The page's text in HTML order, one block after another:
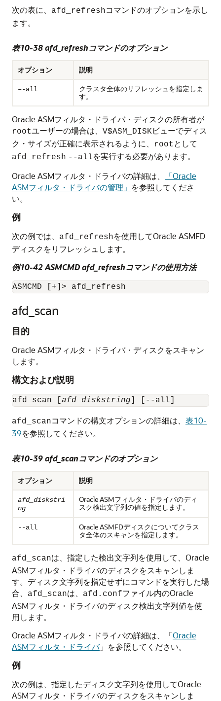
次の表に、 afd_refreshコマンドのオプションを示し
ます。
表10-38 afd_refreshコマンドのオプション
オプション 説明
–-all
クラスタ全体のリフレッシュを指定しま
す。
Oracle ASMフィルタ・ドライバ・ディスクの所有者が
rootユーザーの場合は、 V$ASM_DISKビューでディス
ク・サイズが正確に表示されるように、
root として
afd_refresh --allを実行する必要があります。
Oracle ASMフィルタ・ドライバの詳細は、
「Oracle
ASMフィルタ・ドライバの管理」 を参照してくださ
い。
例
次の例では、 afd_refreshを使用してOracle ASMFD
ディスクをリフレッシュします。
例10-42 ASMCMD afd_refreshコマンドの使用方法
ASMCMD [+]> afd_refresh
afd_scan
目的
Oracle ASMフィルタ・ドライバ・ディスクをスキャン
します。
構文および説明
afd_scan [ afd_diskstring ] [--all]
afd_scanコマンドの構文オプションの詳細は、 表10-
39を参照してください。
表10-39 afd_scanコマンドのオプション
オプション 説明
afd_diskstri
ng
Oracle ASMフィルタ・ドライバのディ
スク検出文字列の値を指定します。
--all
Oracle ASMFDディスクについてクラス
タ全体のスキャンを指定します。
afd_scanは、指定した検出文字列を使用して、Oracle
ASMフィルタ・ドライバのディスクをスキャンしま
す。ディスク文字列を指定せずにコマンドを実行した場
合、
afd_scanは、 afd.confファイル内のOracle
ASMフィルタ・ドライバのディスク検出文字列値を使
用します。
Oracle ASMフィルタ・ドライバの詳細は、
「Oracle
ASMフィルタ・ドライバ」 を参照してください。
例
次の例は、指定したディスク文字列を使用してOracle
ASMフィルタ・ドライバのディスクをスキャンしま